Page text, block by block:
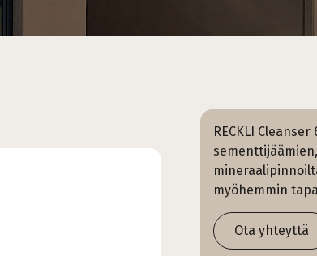
RECKLI
myöhemmin
Ota yhteyttä